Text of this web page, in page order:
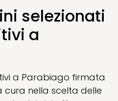
selezionati
a
a Parabiago firmata
cura nella scelta delle